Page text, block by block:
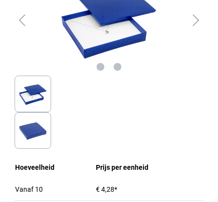
Hoeveelheid Prijs per eenheid
Vanaf 10 € 4,28*